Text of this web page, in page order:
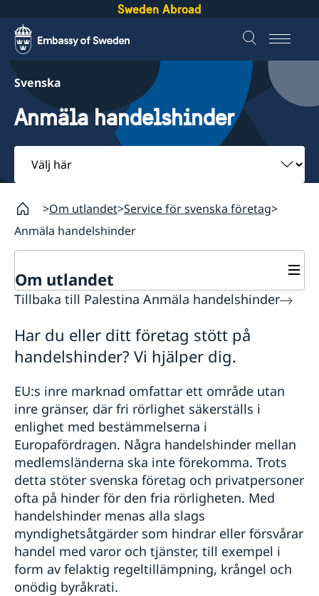
Sweden Abroad
Svenska
Anmäla handelshinder
Välj
här
Om utlandet Service för svenska företag
Anmäla handelshinder
Om utlandet
Service för svenska företag
Anmäla handelshinder
Tillbaka till Palestina Anmäla handelshinder
Har du eller ditt företag stött på
handelshinder? Vi hjälper dig.
EU:s inre marknad omfattar ett område utan
inre gränser, där fri rörlighet säkerställs i
enlighet med bestämmelserna i
Europafördragen. Några handelshinder mellan
medlemsländerna ska inte förekomma. Trots
detta stöter svenska företag och privatpersoner
ofta på hinder för den fria rörligheten. Med
handelshinder menas alla slags
myndighetsåtgärder som hindrar eller försvårar
handel med varor och tjänster, till exempel i
form av felaktig regeltillämpning, krångel och
onödig byråkrati.